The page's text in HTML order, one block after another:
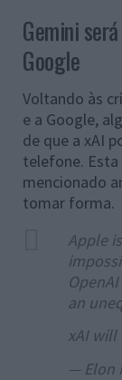
Gemini
Google
Voltando às
e a Google,
de que a xAI
telefone. Esta
mencionado
tomar forma.
Apple
an
xAI will
— Elon